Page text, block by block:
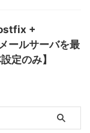
+
ールサーバを最
定のみ】